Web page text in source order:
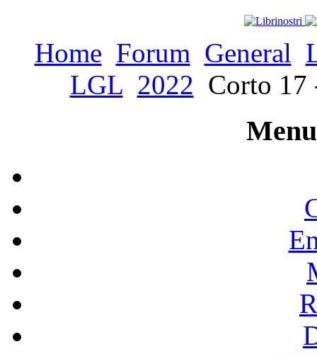
Home Forum General
LGL 2022 Corto 17